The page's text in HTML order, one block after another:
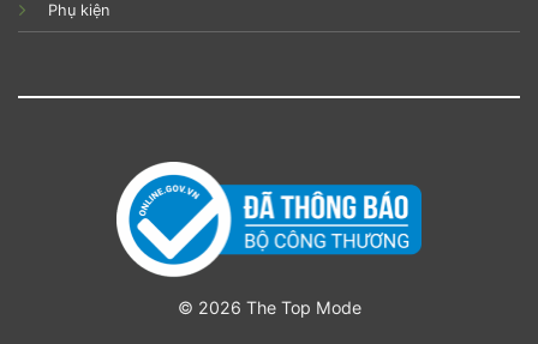
Phụ kiện
© 2026 The Top Mode